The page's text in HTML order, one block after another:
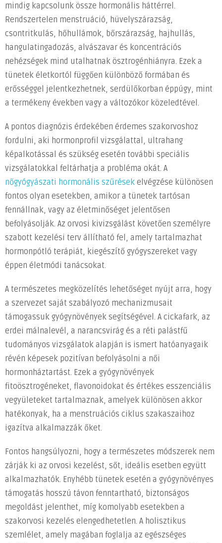
mindig kapcsolunk össze hormonális háttérrel.
Rendszertelen menstruáció, hüvelyszárazság,
csontritkulás, hőhullámok, bőrszárazság, hajhullás,
hangulatingadozás, alvászavar és koncentrációs
nehézségek mind utalhatnak ösztrogénhiányra. Ezek a
tünetek életkortól függően különböző formában és
erősséggel jelentkezhetnek, serdülőkorban éppúgy, mint
a termékeny években vagy a változókor közeledtével.
A pontos diagnózis érdekében érdemes szakorvoshoz
fordulni, aki hormonprofil vizsgálattal, ultrahang
képalkotással és szükség esetén további speciális
vizsgálatokkal feltárhatja a probléma okát. A
nőgyógyászati hormonális szűrések elvégzése különösen
fontos olyan esetekben, amikor a tünetek tartósan
fennállnak, vagy az életminőséget jelentősen
befolyásolják. Az orvosi kivizsgálást követően személyre
szabott kezelési terv állítható fel, amely tartalmazhat
hormonpótló terápiát, kiegészítő gyógyszereket vagy
éppen életmódi tanácsokat.
A természetes megközelítés lehetőséget nyújt arra, hogy
a szervezet saját szabályozó mechanizmusait
támogassuk gyógynövények segítségével. A cickafark, az
erdei málnalevél, a narancsvirág és a réti palástfű
tudományos vizsgálatok alapján is ismert hatóanyagaik
révén képesek pozitívan befolyásolni a női
hormonháztartást. Ezek a gyógynövények
fitoösztrogéneket, flavonoidokat és értékes esszenciális
vegyületeket tartalmaznak, amelyek különösen akkor
hatékonyak, ha a menstruációs ciklus szakaszaihoz
igazítva alkalmazzák őket.
Fontos hangsúlyozni, hogy a természetes módszerek nem
zárják ki az orvosi kezelést, sőt, ideális esetben együtt
alkalmazhatók. Enyhébb tünetek esetén a gyógynövényes
támogatás hosszú távon fenntartható, biztonságos
megoldást jelenthet, míg komolyabb esetekben a
szakorvosi kezelés elengedhetetlen. A holisztikus
szemlélet, amely magában foglalja az egészséges